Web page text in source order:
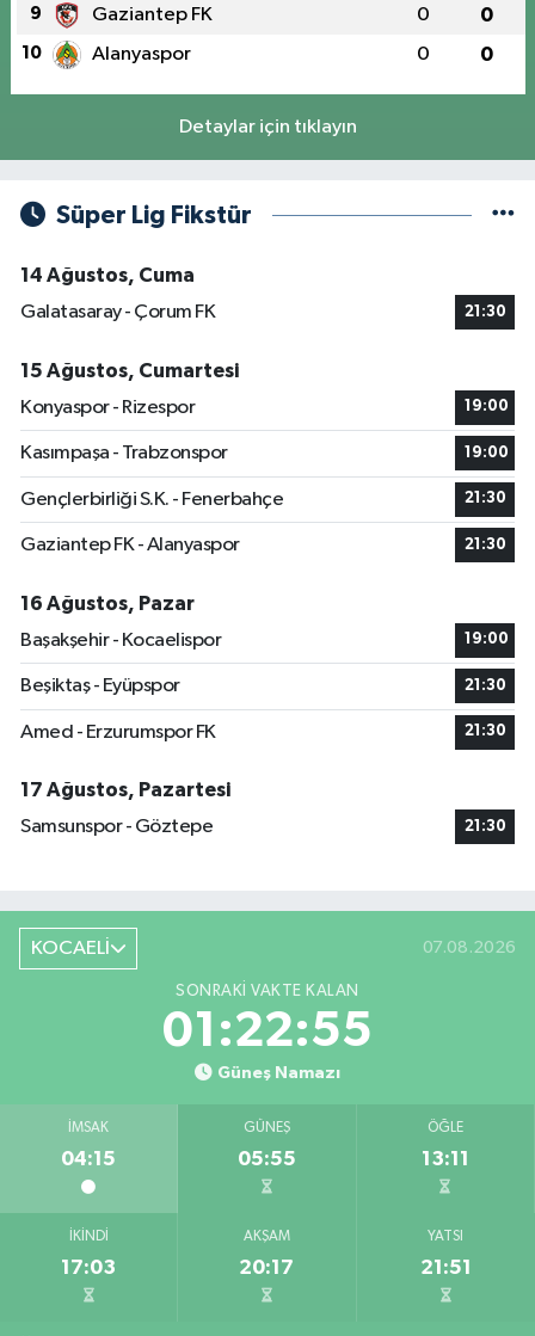
9 Gaziantep FK 0 0
10 Alanyaspor 0 0
Detaylar için tıklayın
Süper Lig Fikstür
14 Ağustos, Cuma
Galatasaray - Çorum FK
21:30
15 Ağustos, Cumartesi
Konyaspor - Rizespor
19:00
Kasımpaşa - Trabzonspor 19:00
Gençlerbirliği S.K. - Fenerbahçe 21:30
Gaziantep FK - Alanyaspor 21:30
16 Ağustos, Pazar
Başakşehir - Kocaelispor
19:00
Beşiktaş - Eyüpspor 21:30
Amed - Erzurumspor FK 21:30
17 Ağustos, Pazartesi
Samsunspor - Göztepe
21:30
KOCAELİ 07.08.2026
SONRAKI VAKTE KALAN
01:22:54
Güneş Namazı
İMSAK
04:15
GÜNEŞ
05:55
ÖĞLE
13:11
İKINDI
17:03
AKŞAM
20:17
YATSI
21:51